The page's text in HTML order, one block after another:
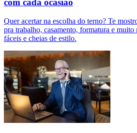
com cada ocasião
Quer acertar na escolha do terno? Te
pra trabalho, casamento, formatura e
fáceis e cheias de estilo.